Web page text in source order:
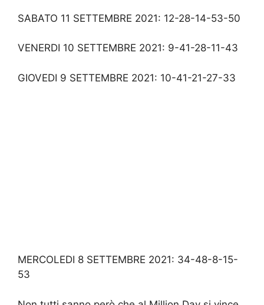
SABATO 11 SETTEMBRE 2021: 12-28-14-53-50
VENERDI 10 SETTEMBRE 2021: 9-41-28-11-43
GIOVEDI 9 SETTEMBRE 2021: 10-41-21-27-33
MERCOLEDI 8 SETTEMBRE 2021: 34-48-8-15-
53